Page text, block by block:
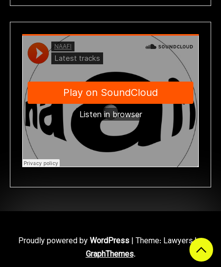
Proudly powered byWordPress | Theme: Lawyers by
GraphThemes.